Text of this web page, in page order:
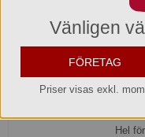
Julsäck Carinas
Hel
Vänligen
FÖRETAG
Priser visas exkl.